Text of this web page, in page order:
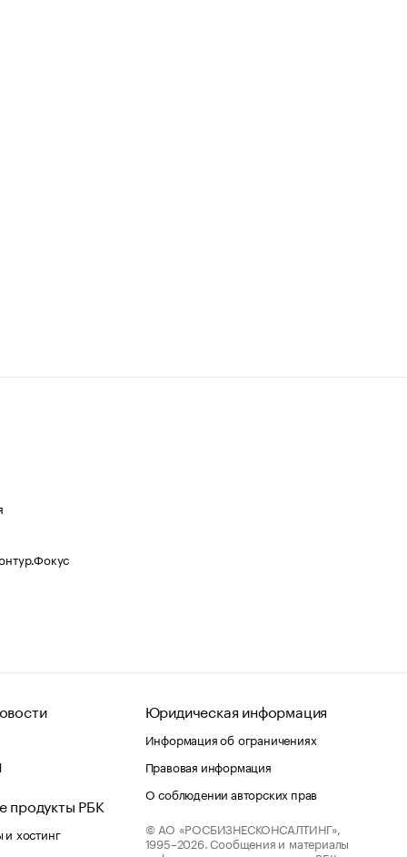
продукты РБК
хостинг
Юридическая информация
Информация об ограничениях
Правовая информация
О соблюдении авторских прав
© АО «РОСБИЗНЕСКОНСАЛТИНГ»,
1995–2026. Сообщения и материалы